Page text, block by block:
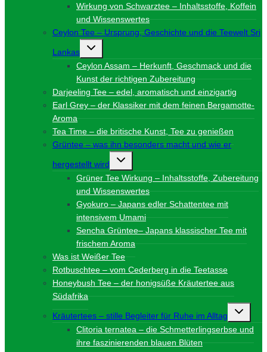
Wirkung von Schwarztee – Inhaltsstoffe, Koffein
und Wissenswertes
Ceylon Tee – Ursprung, Geschichte und die Teewelt Sri
Lankas
Untermenü
Ceylon Assam – Herkunft, Geschmack und die
Kunst der richtigen Zubereitung
Darjeeling Tee – edel, aromatisch und einzigartig
Earl Grey – der Klassiker mit dem feinen Bergamotte-
Aroma
Tea Time – die britische Kunst, Tee zu genießen
Grüntee – was ihn besonders macht und wie er
hergestellt wird
Untermenü
Grüner Tee Wirkung – Inhaltsstoffe, Zubereitung
und Wissenswertes
Gyokuro – Japans edler Schattentee mit
intensivem Umami
Sencha Grüntee– Japans klassischer Tee mit
frischem Aroma
Was ist Weißer Tee
Rotbuschtee – vom Cederberg in die Teetasse
Honeybush Tee – der honigsüße Kräutertee aus
Südafrika
Kräutertees – stille Begleiter für Ruhe im Alltag
Clitoria ternatea – die Schmetterlingserbse und
ihre faszinierenden blauen Blüten